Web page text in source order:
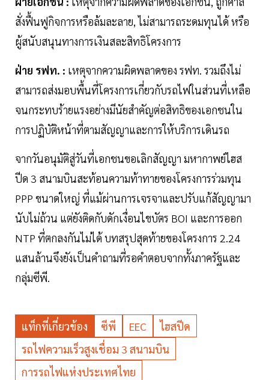
สั่งฟื้นฟูกิจการหรือล้มละลาย, ไม่สามารถระดมทุนได้ หรือ
ผู้สนับสนุนทางการเงินสละสิทธิโครงการ
ฝ่าย รฟท. : เหตุจากความผิดพลาดของ รฟท. รวมถึงไม่
สามารถส่งมอบพื้นที่โครงการเกี่ยวกับรถไฟในส่วนที่เหลือ
จนกระทบร้ายแรงอย่างมีนัยสำคัญต่อสิทธิของเอกชนใน
การปฏิบัติหน้าที่ตามสัญญาและการให้บริการเดินรถ
จากวันอนุมัติสู่วันที่เอกชนขอเลิกสัญญา มหากาพย์ไฮส
ปีด 3 สนามบินสะท้อนความท้าทายของโครงการร่วมทุน
PPP ขนาดใหญ่ ที่แม้ผ่านการเจรจาและปรับแก้สัญญามา
นับไม่ถ้วน แต่ยังติดกับดักเงื่อนไขบัตร BOI และการออก
NTP ที่ตกลงกันไม่ได้ บทสรุปสุดท้ายของโครงการ 2.24
แสนล้านจึงยังเป็นคำถามที่รอคำตอบจากทั้งภาครัฐและ
กลุ่มซีพี.
แท็กที่เกี่ยวข้อง ซีพี EEC
ไฮสปีด
รถไฟความเร็วสูงเชื่อม 3 สนามบิน
การรถไฟแห่งประเทศไทย